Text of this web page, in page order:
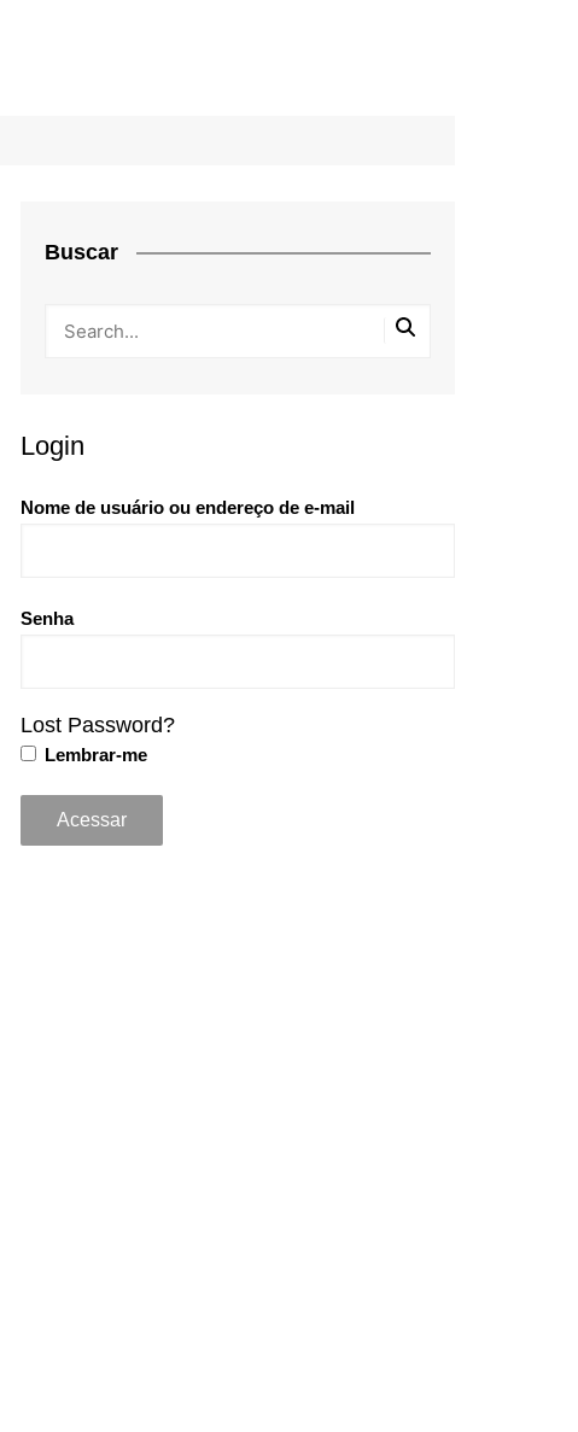
Buscar
Login
Nome de usuário ou endereço de e-mail
Senha
Lost Password?
Lembrar-me